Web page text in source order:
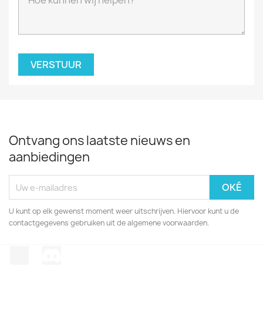
Ontvang ons laatste nieuws en
aanbiedingen
U kunt op elk gewenst moment weer uitschrijven. Hiervoor kunt u de
contactgegevens gebruiken uit de algemene voorwaarden.